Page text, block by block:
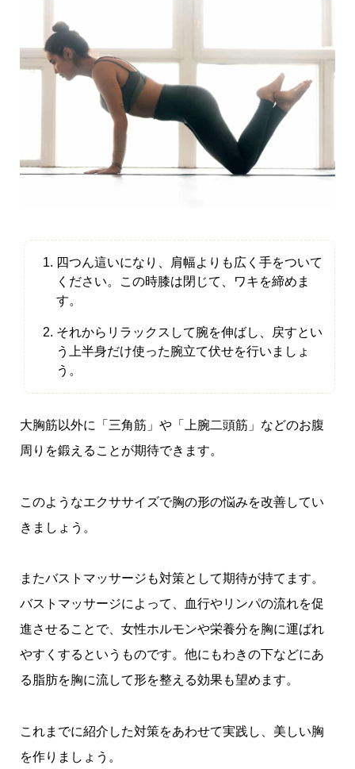
四つん這いになり、肩幅よりも広く手をついて
ください。この時膝は閉じて、ワキを締めま
す。
それからリラックスして腕を伸ばし、戻すとい
う上半身だけ使った腕立て伏せを行いましょ
う。
大胸筋以外に「三角筋」や「上腕二頭筋」などのお腹
周りを鍛えることが期待できます。
このようなエクササイズで胸の形の悩みを改善してい
きましょう。
またバストマッサージも対策として期待が持てます。
バストマッサージによって、血行やリンパの流れを促
進させることで、女性ホルモンや栄養分を胸に運ばれ
やすくするというものです。他にもわきの下などにあ
る脂肪を胸に流して形を整える効果も望めます。
これまでに紹介した対策をあわせて実践し、美しい胸
を作りましょう。